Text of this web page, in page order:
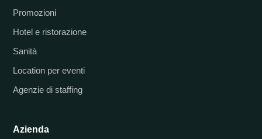
Promozioni
Hotel e ristorazione
Sanità
Location per eventi
Agenzie di staffing
Azienda